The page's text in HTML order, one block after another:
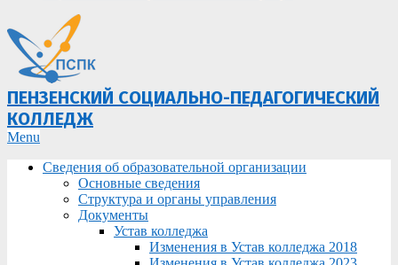
ПЕНЗЕНСКИЙ СОЦИАЛЬНО-ПЕДАГОГИЧЕСКИЙ
КОЛЛЕДЖ
Primary
Menu
Menu
Сведения об образовательной организации
Основные сведения
Структура и органы управления
Документы
Устав колледжа
Изменения в Устав колледжа 2018